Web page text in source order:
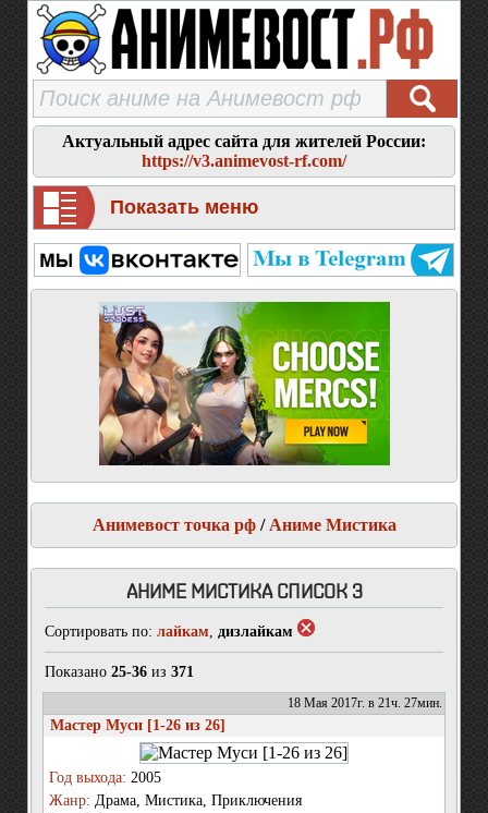
Актуальный адрес сайта для жителей России:
https://v3.animevost-rf.com/
Показать меню
Анимевост точка рф/ Аниме Мистика
АНИМЕ МИСТИКА СПИСОК 3
Сортировать по: лайкам, дизлайкам
Показано 25-36 из 371
18 Мая 2017г. в 21ч. 27мин.
Мастер Муси [1-26 из 26]
Год выхода: 2005
Жанр: Драма, Мистика, Приключения